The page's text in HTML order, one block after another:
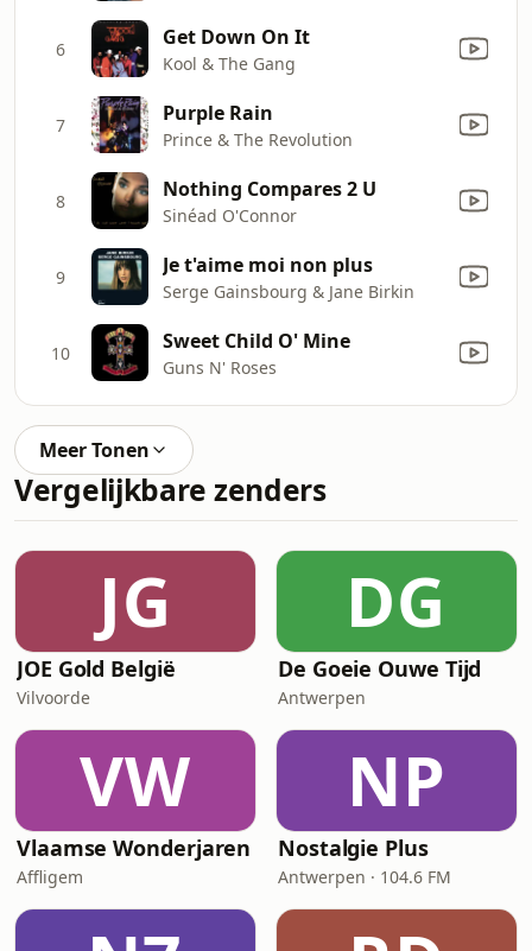
6 Get Down On It
Kool & The Gang
7 Purple Rain
Prince & The Revolution
8 Nothing Compares 2 U
Sinéad O'Connor
9 Je t'aime moi non plus
Serge Gainsbourg & Jane Birkin
10 Sweet Child O' Mine
Guns N' Roses
Meer Tonen
Vergelijkbare zenders
JG
JOE Gold België
Vilvoorde
DG
De Goeie Ouwe Tijd
Antwerpen
VW
Vlaamse Wonderjaren
Affligem
NP
Nostalgie Plus
Antwerpen · 104.6 FM